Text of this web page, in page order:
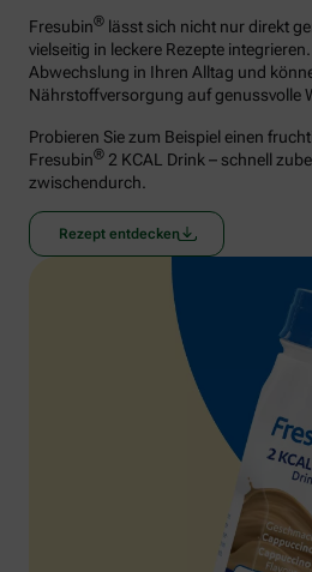
Fresubin® lässt sich nicht nur direkt
vielseitig in leckere Rezepte
Abwechslung in Ihren Alltag und
Nährstoffversorgung auf genussvolle
Probieren Sie zum Beispiel einen
Fresubin® 2 KCAL Drink – schnell
zwischendurch.
Rezept entdecken